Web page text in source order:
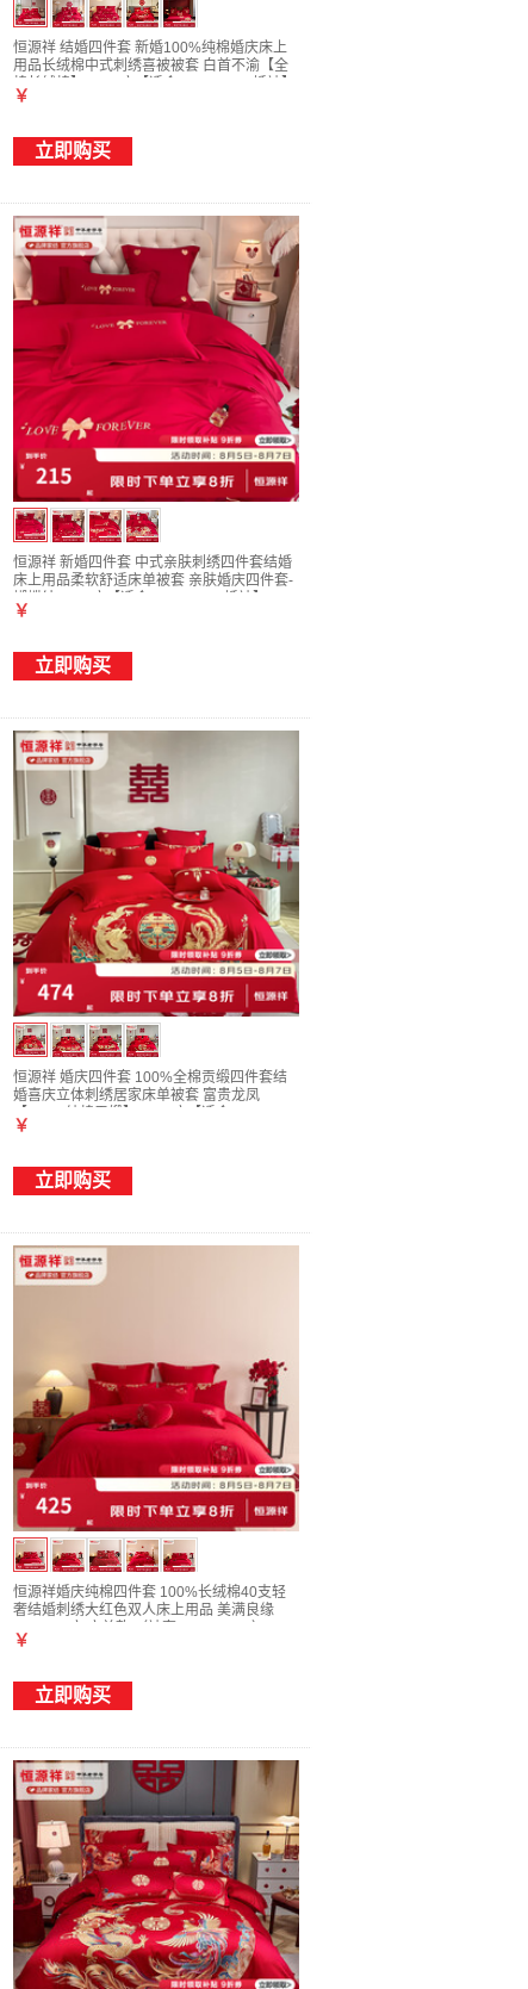
恒源祥 结婚四件套 新婚100%纯棉婚庆床上
用品长绒棉中式刺绣喜被被套 白首不渝【全
￥
立即购买
恒源祥 新婚四件套 中式亲肤刺绣四件套结婚
床上用品柔软舒适床单被套 亲肤婚庆四件套-
￥
立即购买
恒源祥 婚庆四件套 100%全棉贡缎四件套结
婚喜庆立体刺绣居家床单被套 富贵龙凤
200*230cm婚被】
￥
立即购买
恒源祥婚庆纯棉四件套 100%长绒棉40支轻
奢结婚刺绣大红色双人床上用品 美满良缘
￥
立即购买